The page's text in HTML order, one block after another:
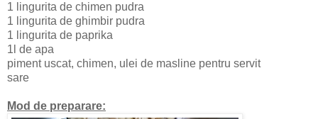
1 lingurita de chimen pudra
1 lingurita de ghimbir pudra
1 lingurita de paprika
1l de apa
piment uscat, chimen, ulei de masline pentru servit
sare
Mod de preparare: